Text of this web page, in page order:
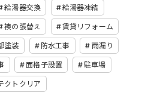
給湯器交換 給湯器凍結
襖の張替え 賃貸リフォーム
塗装 防水工事 雨漏り
面格子設置 駐車場
クトクリア